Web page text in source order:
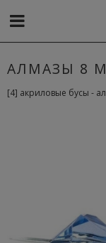
АЛМАЗЫ 8
[4] акриловые бусы -